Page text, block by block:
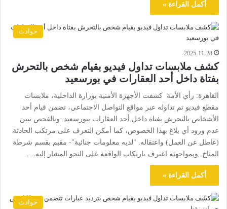
أكمل القراءة »
حوادث
2025-11-28
كشف ملابسات تداول فيديو بقيام شخص بالتحرش
بفتاة داخل أحد العقارات في بورسعيد
القاهرة: رأي الأمة كشفت الأجهزة الأمنية بوزارة الداخلية، ملابسات
مقطع فيديو تم تداوله عبر مواقع التواصل الاجتماعي، تضمن قيام أحد
الأشخاص بالتحرش بفتاة داخل أحد العقارات ببورسعيد. وبالفحص تبين
عدم ورود أي بلاغ بهذا الخصوص، كما أمكن التعرف على مرتكب الحادثة
(عاطل عن العمل) واعتقاله. "لديه معلومات جنائية"- مقيم بقسم شرطة
المناخ. وبمواجهته اعترف بارتكاب الواقعة على النحو المشار إليه.…
أكمل القراءة »
حوادث